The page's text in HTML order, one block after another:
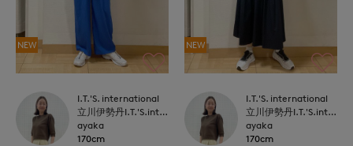
NEW
I.T.'S. international
立川伊勢丹I.T.'S.international
ayaka
170cm
NEW
I.T.'S. international
立川伊勢丹I.T.'S.international
ayaka
170cm